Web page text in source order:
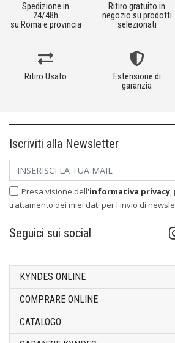
Spedizione in
24/48h
su Roma e provincia
Ritiro gratuito in
negozio su prodotti
selezionati
Ritiro Usato
Estensione di
garanzia
Iscriviti alla Newsletter
Presa visione dell'informativa privacy,
trattamento dei miei dati per l'invio di
Seguici sui social
KYNDES ONLINE
COMPRARE ONLINE
CATALOGO